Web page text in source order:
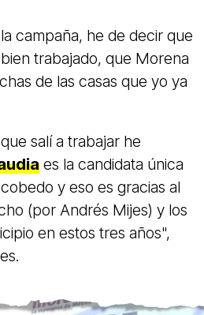
campaña, he de decir que
trabajado, que Morena
de las casas que yo ya
salí a trabajar he
es la candidata única
y eso es gracias al
(por Andrés Mijes) y los
en estos tres años",